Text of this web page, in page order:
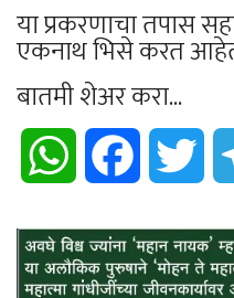
या प्रकरणाचा तपास
एकनाथ भिसे करत
बातमी शेअर करा...
WhatsApp Facebook